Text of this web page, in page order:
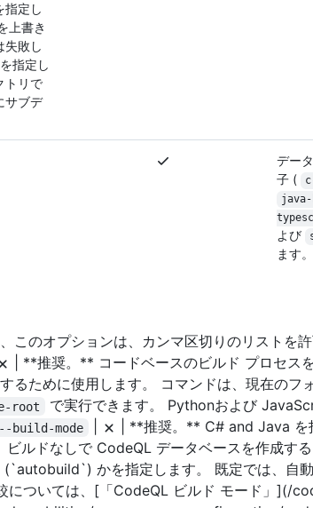
指定し
上書き
失敗し
を指定し
トリで
サブデ
デー
子 (
よび
ます。
このオプションは、カンマ区切りのリストを
| **推奨。** コードベースのビルド プロセス
るために使用します。 コマンドは、現在のフ
root
で実行できます。 Pythonおよび
--build-mode
| **推奨。** C# and Java
ルドなしで CodeQL データベースを作成す
(`autobuild`) かを指定します。 既定では、自
については、[「CodeQL ビルド モード」](/